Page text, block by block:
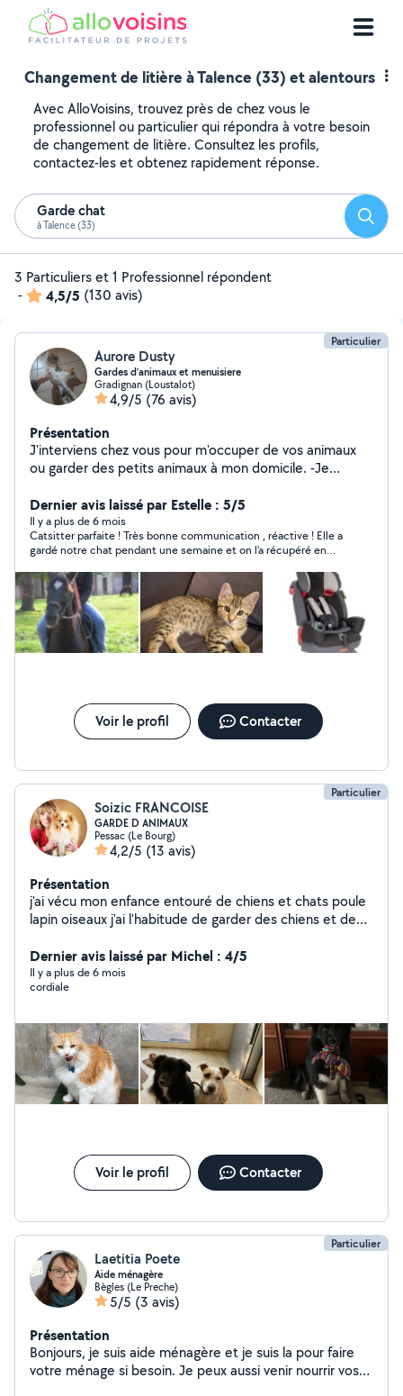
Changement de litière à Talence (33) et alentours
Avec AlloVoisins, trouvez près de chez vous le
professionnel ou particulier qui répondra à votre besoin
de changement de litière. Consultez les profils,
contactez-les et obtenez rapidement réponse.
Garde chat
à Talence (33)
3 Particuliers et 1 Professionnel répondent
-
4,5/5 (130 avis)
Particulier
Aurore Dusty
Gardes d’animaux et menuisiere
Gradignan (Loustalot)
4,9/5 (76 avis)
Présentation
J'interviens chez vous pour m'occuper de vos animaux
ou garder des petits animaux à mon domicile. -Je
detendre les chevaux a toutes les allures. -Je propose
egalement du montage de meubles car je suis
menusière depuis 2000. -Location siège auto et lit
parapluie.
Dernier avis laissé par Estelle : 5/5
Il y a plus de 6 mois
Catsitter parfaite ! Très bonne communication , réactive ! Elle a
gardé notre chat pendant une semaine et on l'a récupéré en
des photos tous les jours . Je recommande
Voir le profil Contacter
Particulier
Soizic FRANCOISE
GARDE D ANIMAUX
Pessac (Le Bourg)
4,2/5 (13 avis)
Présentation
j'ai vécu mon enfance entouré de chiens et chats poule
lapin oiseaux j'ai l'habitude de garder des chiens et de
pessac avec un jardin de 1000 m2
Dernier avis laissé par Michel : 4/5
Il y a plus de 6 mois
cordiale
Voir le profil Contacter
Particulier
Laetitia Poete
Aide ménagère
Bègles (Le Preche)
5/5 (3 avis)
Présentation
Bonjours, je suis aide ménagère et je suis la pour faire
votre ménage si besoin. Je peux aussi venir nourrir vos